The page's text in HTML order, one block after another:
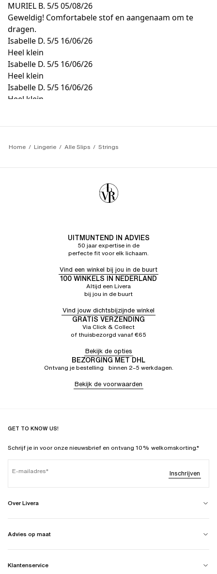
MURIEL B. 5/505/08/26
Geweldig! Comfortabele stof en aangenaam om te
dragen.
Isabelle D. 5/5 16/06/26
Heel klein
Isabelle D. 5/5 16/06/26
Heel klein
Isabelle D. 5/5 16/06/26
Heel klein
Home Lingerie Alle Slips Strings
UITMUNTEND IN ADVIES
50 jaar expertise in de
perfecte fit voor elk lichaam.
Vind een winkel bij jou in de buurt
100 WINKELS IN NEDERLAND
Altijd een Livera
bij jou in de buurt
Vind jouw dichtsbijzijnde winkel
GRATIS VERZENDING
Via Click & Collect
of thuisbezorgd vanaf €65
Bekijk de opties
BEZORGING MET DHL
Ontvang je bestelling binnen 2–5 werkdagen.
Bekijk de voorwaarden
GET TO KNOW US!
Schrijf je in voor onze nieuwsbrief en ontvang 10% welkomskorting.*
E-mailadres Inschrijven
Over Livera
Advies op maat
Klantenservice